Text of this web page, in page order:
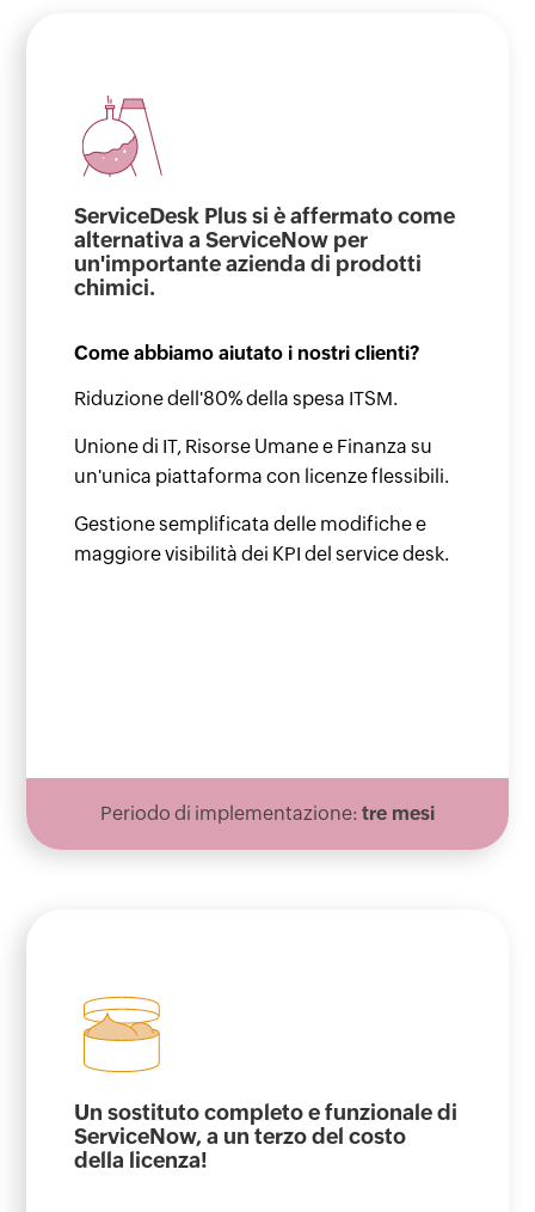
ServiceDesk Plus si è affermato come
alternativa a ServiceNow per
un'importante azienda di prodotti
chimici.
Come abbiamo aiutato i nostri clienti?
Riduzione dell'80% della spesa ITSM.
Unione di IT, Risorse Umane e Finanza su
un'unica piattaforma con licenze flessibili.
Gestione semplificata delle modifiche e
maggiore visibilità dei KPI del service desk.
Periodo di implementazione: tre mesi
Un sostituto completo e funzionale di
ServiceNow, a un terzo del costo
della licenza!